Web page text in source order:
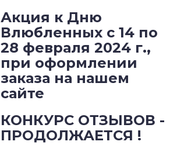
Акция к Дню
Влюбленных с 14 по
28 февраля 2024 г.,
при оформлении
заказа на нашем
сайте
КОНКУРС ОТЗЫВОВ -
ПРОДОЛЖАЕТСЯ !